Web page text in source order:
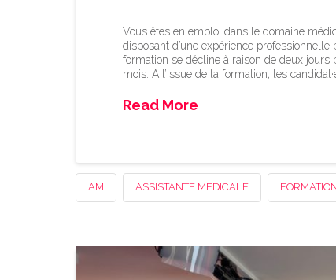
Vous êtes en emploi dans le domaine
disposant d’une expérience
formation se décline à raison de deux
mois. A l’issue de la formation, les
Read More
AM ASSISTANTE MEDICALE